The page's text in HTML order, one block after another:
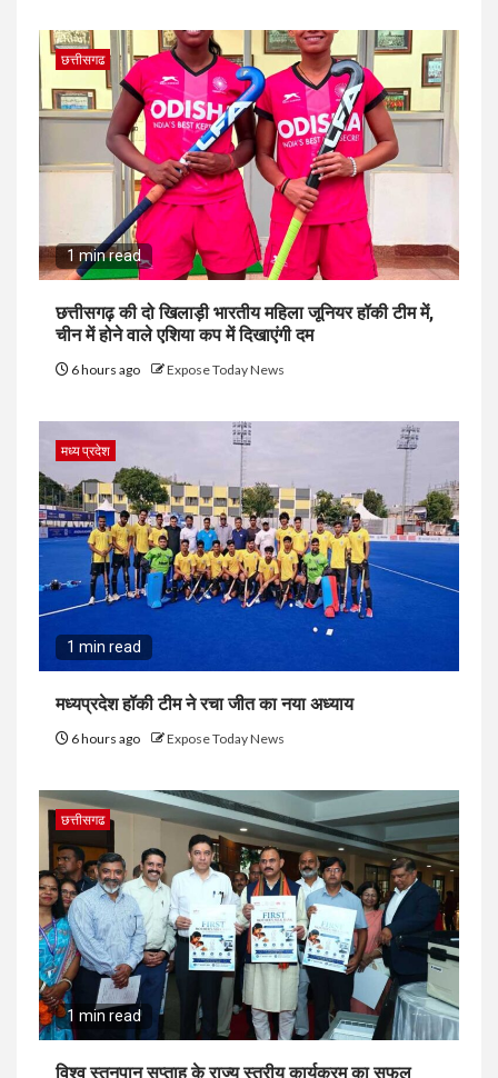
छत्तीसगढ
1 min read
छत्तीसगढ़ की दो खिलाड़ी भारतीय महिला जूनियर हॉकी टीम में,
चीन में होने वाले एशिया कप में दिखाएंगी दम
6 hours ago Expose Today News
मध्य प्रदेश
1 min read
मध्यप्रदेश हॉकी टीम ने रचा जीत का नया अध्याय
6 hours ago Expose Today News
छत्तीसगढ
1 min read
विश्व स्तनपान सप्ताह के राज्य स्तरीय कार्यक्रम का सफल